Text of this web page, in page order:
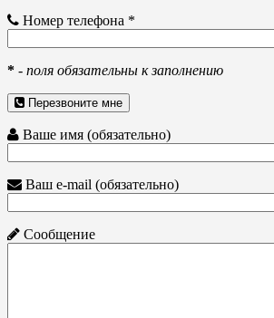
Номер телефона *
* - поля обязательны к заполнению
Перезвоните мне
Ваше имя (обязательно)
Ваш e-mail (обязательно)
Сообщение